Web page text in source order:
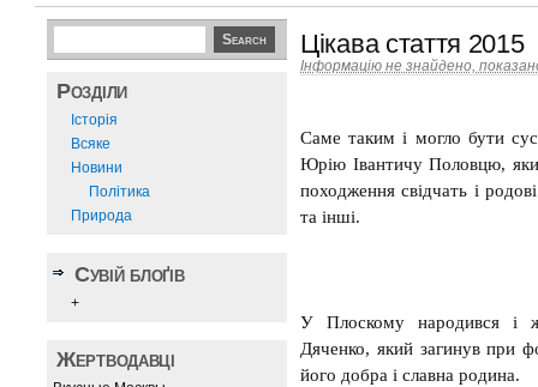
Розділи
Історія
Всяке
Новини
Політика
Природа
Сувій блоґів
+
Жертводавці
Цікава стаття 2015
Інформацію не знайдено,
Саме таким і могло бути
Юрію Івантичу Половцю,
походження свідчать і
та інші.
У Плоскому народився і
Дяченко, який загинув при
його добра і славна родина.